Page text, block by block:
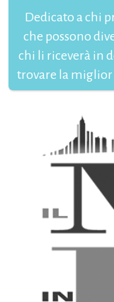
Dedicato a chi
che possono
chi li riceverà in
trovare la miglior